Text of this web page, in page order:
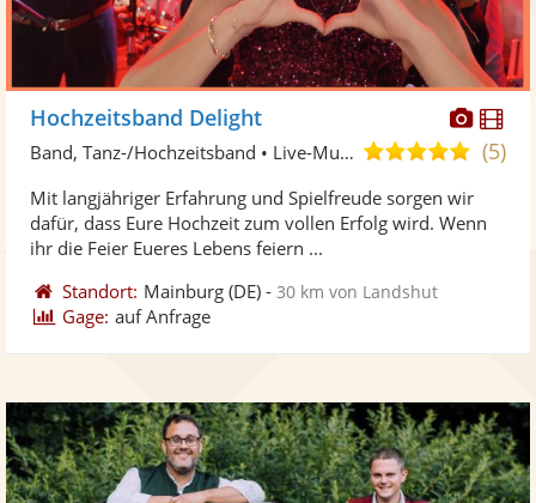
Hochzeitsband Delight
4,9
5
(5)
Band, Tanz-/Hochzeitsband • Live-Musiker
Mit langjähriger Erfahrung und Spielfreude sorgen wir
dafür, dass Eure Hochzeit zum vollen Erfolg wird. Wenn
ihr die Feier Eueres Lebens feiern ...
Standort: Mainburg (DE) -30 km von Landshut
Gage: auf Anfrage